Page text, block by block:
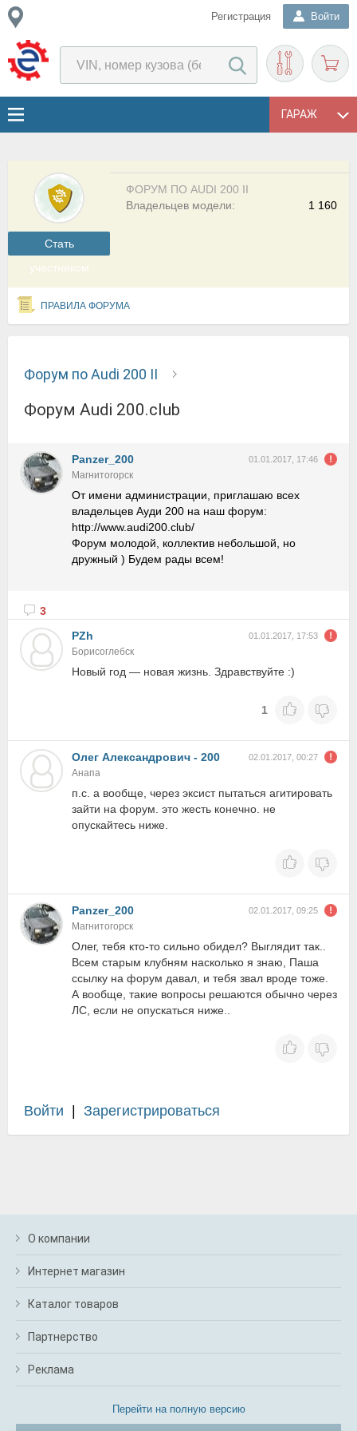
Регистрация Войти
ГАРАЖ
Cтать
участником
ФОРУМ ПО AUDI 200 II
1 160
Владельцев модели:
ПРАВИЛА ФОРУМА
Форум по Audi 200 II
Форум Audi 200.club
Panzer_200 01.01.2017, 17:46
Магнитогорск
От имени администрации, приглашаю всех
владельцев Ауди 200 на наш форум:
http://www.audi200.club/
Форум молодой, коллектив небольшой, но
дружный ) Будем рады всем!
3
PZh
01.01.2017, 17:53
Борисоглебск
Новый год — новая жизнь. Здравствуйте :)
1
Олег Александрович - 200 02.01.2017, 00:27
Анапа
п.с. а вообще, через эксист пытаться агитировать
зайти на форум. это жесть конечно. не
опускайтесь ниже.
Panzer_200 02.01.2017, 09:25
Магнитогорск
Олег, тебя кто-то сильно обидел? Выглядит так..
Всем старым клубням насколько я знаю, Паша
ссылку на форум давал, и тебя звал вроде тоже.
А вообще, такие вопросы решаются обычно через
ЛС, если не опускаться ниже..
Войти Зарегистрироваться
О компании
Интернет магазин
Каталог товаров
Партнерство
Реклама
Перейти на полную версию